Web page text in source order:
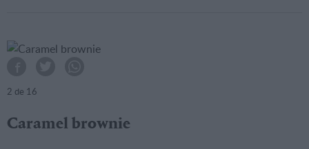
2 de 16
Caramel brownie